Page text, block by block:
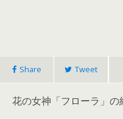
Share Tweet
花の女神「フローラ」の